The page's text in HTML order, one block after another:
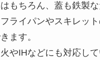
もちろん、蓋も鉄製
ライパンやスキレッ
ます。
やIHなどにも対応し